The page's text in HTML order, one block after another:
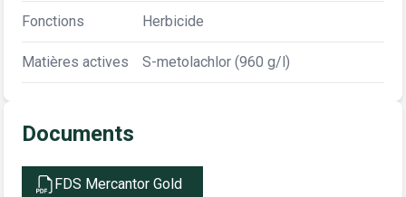
Fonctions Herbicide
Matières actives S-metolachlor (960 g/l)
Documents
FDS Mercantor Gold